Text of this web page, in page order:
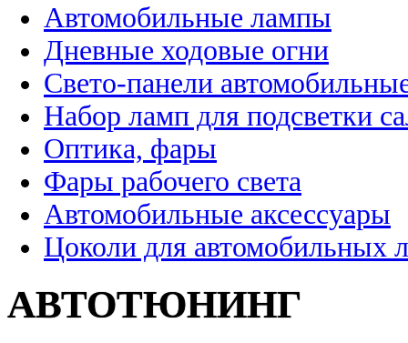
Автомобильные лампы
Дневные ходовые огни
Свето-панели
Набор ламп для подсветки
Оптика, фары
Фары рабочего света
Автомобильные аксессуары
Цоколи для автомобильных
АВТОТЮНИНГ